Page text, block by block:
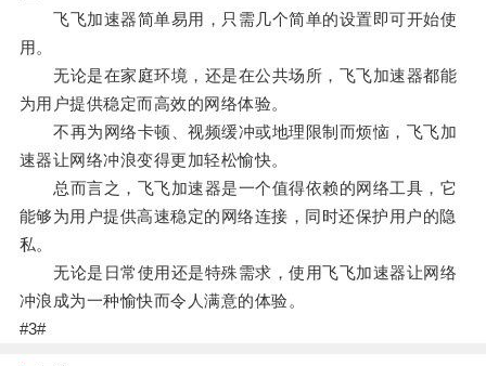
飞飞加速器简单易用，只需几个简单的设置即可开始使
用。
无论是在家庭环境，还是在公共场所，飞飞加速器都能
为用户提供稳定而高效的网络体验。
不再为网络卡顿、视频缓冲或地理限制而烦恼，飞飞加
速器让网络冲浪变得更加轻松愉快。
总而言之，飞飞加速器是一个值得依赖的网络工具，它
能够为用户提供高速稳定的网络连接，同时还保护用户的隐
私。
无论是日常使用还是特殊需求，使用飞飞加速器让网络
冲浪成为一种愉快而令人满意的体验。
#3#